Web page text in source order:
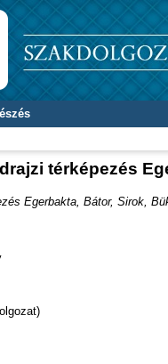
térképezés
Egerbakta, Bátor, Sirok,